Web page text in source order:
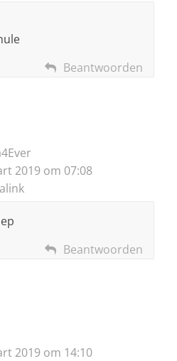
Beantwoorden
2019 om 07:08
Beantwoorden
2019 om 14:10